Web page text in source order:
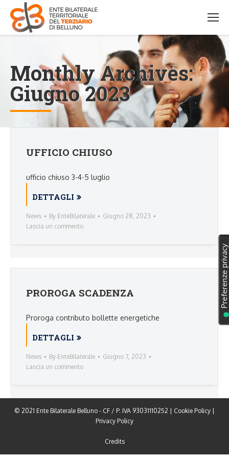
Monthly Archives:
Giugno 2023
UFFICIO CHIUSO
ufficio chiuso 3-4-5 luglio
DETTAGLI
News By EnteBilaterale
Giugno 28, 2023
Lascia un commento
PROROGA SCADENZA
Proroga contributo bollette energetiche
DETTAGLI
News By EnteBilaterale
Giugno 7, 2023
Lascia un commento
© 2021 Ente Bilaterale Belluno - CF / P. IVA 93031110252 | Cookie Policy
Privacy Policy
Credits